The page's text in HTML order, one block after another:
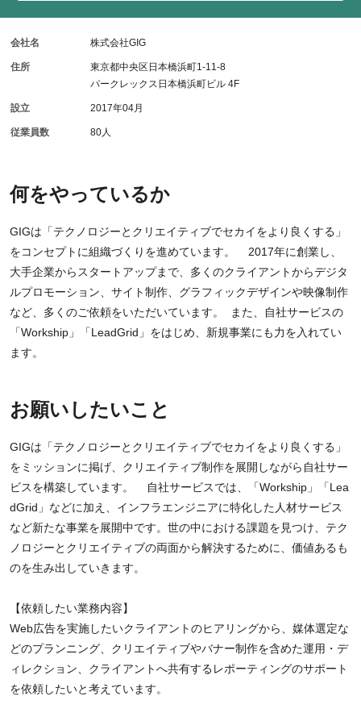
何をやっているか
GIGは「テクノロジーとクリエイティブでセカイをより良くする」
をコンセプトに組織づくりを進めています。 2017年に創業し、
大手企業からスタートアップまで、多くのクライアントからデジタ
ルプロモーション、サイト制作、グラフィックデザインや映像制作
など、多くのご依頼をいただいています。 また、自社サービスの
「Workship」「LeadGrid」をはじめ、新規事業にも力を入れてい
ます。
お願いしたいこと
GIGは「テクノロジーとクリエイティブでセカイをより良くする」
をミッションに掲げ、クリエイティブ制作を展開しながら自社サー
ビスを構築しています。 自社サービスでは、「Workship」「Lea
dGrid」などに加え、インフラエンジニアに特化した人材サービス
など新たな事業を展開中です。世の中における課題を見つけ、テク
ノロジーとクリエイティブの両面から解決するために、価値あるも
のを生み出していきます。
【依頼したい業務内容】
Web広告を実施したいクライアントのヒアリングから、媒体選定な
どのプランニング、クリエイティブやバナー制作を含めた運用・デ
ィレクション、クライアントへ共有するレポーティングのサポート
を依頼したいと考えています。
会社名 株式会社GIG
住所
東京都中央区日本橋浜町1-11-8
パークレックス日本橋浜町ビル 4F
設立 2017年04月
従業員数 80人